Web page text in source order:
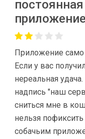
Приложение само
Если у вас
нереальная
надпись "наш
сниться мне в
нельзя
собачьим